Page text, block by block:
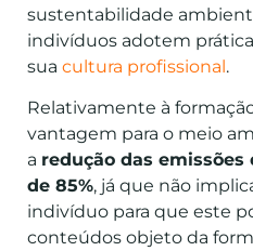
sustentabilidade
indivíduos adotem
sua cultura profissional.
Relativamente à
vantagem para o meio
a redução das emissões
de 85%, já que não
indivíduo para que este
conteúdos objeto da